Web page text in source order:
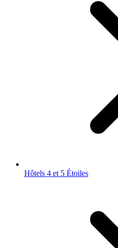
Hôtels 4 et 5 Étoiles